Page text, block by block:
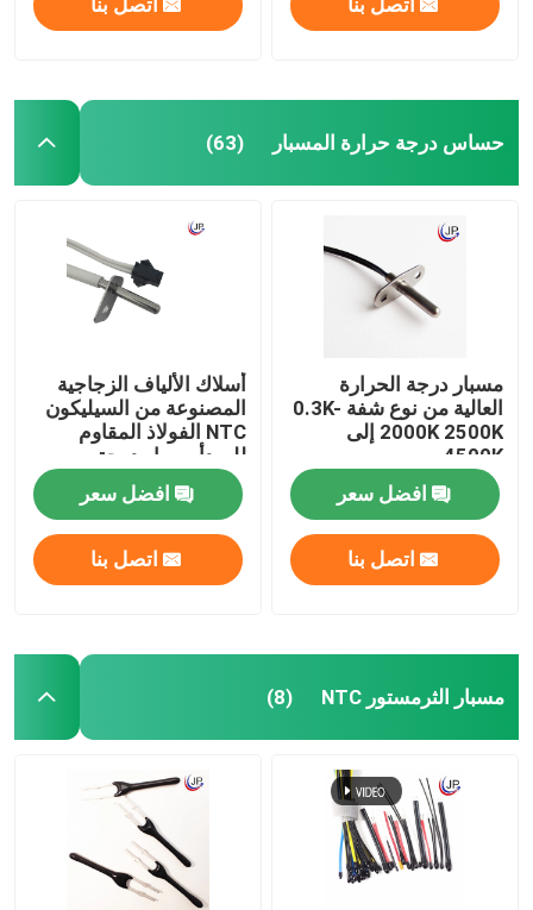
حساس درجة حرارة المسبار (63)
مسبار درجة الحرارة
العالية من نوع شفة 0.3K-
2000K 2500K إلى
4500K
افضل سعر
اتصل بنا
أسلاك الألياف الزجاجية
المصنوعة من السيليكون
NTC الفولاذ المقاوم
للصدأ مسبار درجة
الحرارة لطباخ التعريفي
والفرن الكهربائي
افضل سعر
اتصل بنا
مسبار الثرمستور NTC (8)